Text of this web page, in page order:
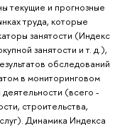
текущие и прогнозные
труда, которые
занятости (Индекс
занятости и т. д.),
обследований
в мониторинговом
(всего -
строительства,
Динамика Индекса